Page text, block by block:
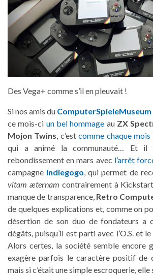
Des Vega+ comme s’il en pleuvait !
Si nos amis du ComputerSpieleMuseum
ce mois-ci un bel hommage au ZX
Mojon Twins , c’estcomme chaque mois
qui a animé la communauté… Et
rebondissement en mars avec l’arrêt
campagne Indiegogo , qui permet de
vitam æternam contrairement à
manque de transparence, Retro
de quelques explications et, comme on
désertion de son duo de fondateurs a
dégâts, puisqu’il est parti avec l’O.S. et le
Alors certes, la société semble encore
exagère parfois le caractère positif de
mais si c’était une simple escroquerie,